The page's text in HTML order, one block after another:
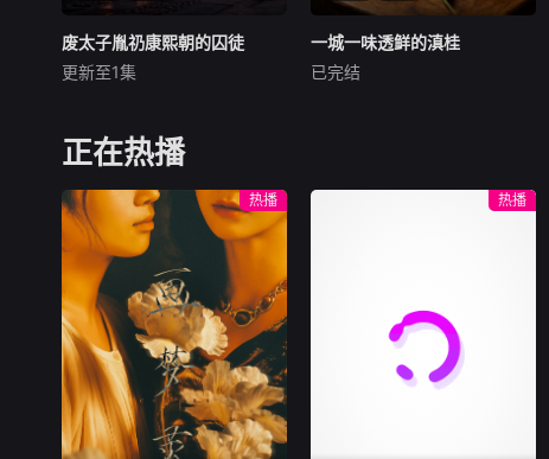
未知
与一个灵魂的扭曲与崩溃。
废太子胤礽康熙朝的囚徒
更新至1集
一城一味透鲜的滇桂
未知
情怀与人文匠心。节目从食
台，聚焦一代代本土守味匠
人。他们恪守百年古法、严守
食材本心，对抗工业化速成模
一城一味透鲜的滇桂
已完结
正在热播
热播 热播